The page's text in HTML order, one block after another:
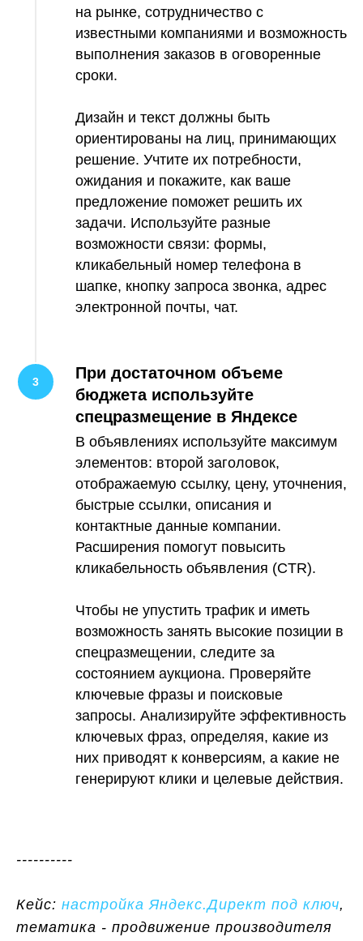
на рынке, сотрудничество с
известными компаниями и возможность
выполнения заказов в оговоренные
сроки.
Дизайн и текст должны быть
ориентированы на лиц, принимающих
решение. Учтите их потребности,
ожидания и покажите, как ваше
предложение поможет решить их
задачи. Используйте разные
возможности связи: формы,
кликабельный номер телефона в
шапке, кнопку запроса звонка, адрес
электронной почты, чат.
При достаточном объеме
бюджета используйте
спецразмещение в Яндексе
В объявлениях используйте максимум
элементов: второй заголовок,
отображаемую ссылку, цену, уточнения,
быстрые ссылки, описания и
контактные данные компании.
Расширения помогут повысить
кликабельность объявления (CTR).
Чтобы не упустить трафик и иметь
возможность занять высокие позиции в
спецразмещении, следите за
состоянием аукциона. Проверяйте
ключевые фразы и поисковые
запросы. Анализируйте эффективность
ключевых фраз, определяя, какие из
них приводят к конверсиям, а какие не
генерируют клики и целевые действия.
----------
Кейс: настройка Яндекс.Директ под ключ,
тематика - продвижение производителя